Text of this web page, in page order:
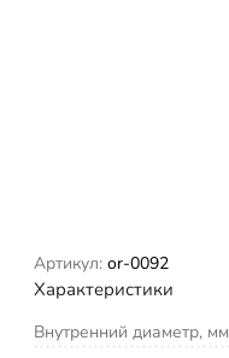
Артикул: or-0092
Характеристики
Внутренний диаметр, мм